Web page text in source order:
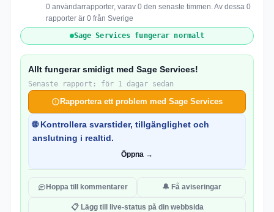
0 användarrapporter, varav 0 den senaste timmen. Av dessa 0
rapporter är 0 från Sverige
Sage Services fungerar normalt
Allt fungerar smidigt med Sage Services!
Senaste rapport: för 1 dagar sedan
Rapportera ett problem med Sage Services
🌐 Kontrollera svarstider, tillgänglighet och
anslutning i realtid.
Öppna →
Hoppa till kommentarer 🔔 Få aviseringar
📋 Lägg till live-status på din webbsida